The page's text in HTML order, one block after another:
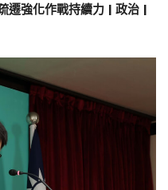
遷強化作戰持續力 | 政治 |